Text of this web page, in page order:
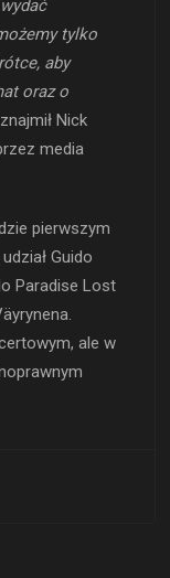
tylko
aby
oraz o
Nick
media
pierwszym
Guido
Paradise Lost
ale w